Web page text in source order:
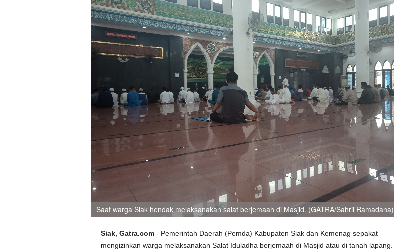
Saat warga Siak hendak melaksanakan salat berjemaah di Masjid. (GATRA/Sahril Ramadana)
Siak, Gatra.com- Pemerintah Daerah (Pemda) Kabupaten Siak dan Kemenag sepakat
mengizinkan warga melaksanakan Salat Iduladha berjemaah di Masjid atau di tanah lapang.